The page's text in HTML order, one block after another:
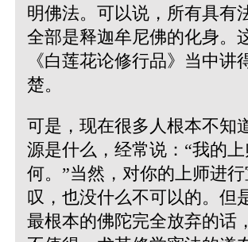
明佛法。可以说，所有具有
全部是释迦牟尼佛的化身。
《白莲花论修行品》当中讲
楚。
可是，现在很多人根本不知
源是什么，经常说：“我的
何。”当然，对你的上师进
叹，也没什么不可以的。但
最根本的佛陀完全放弃的话